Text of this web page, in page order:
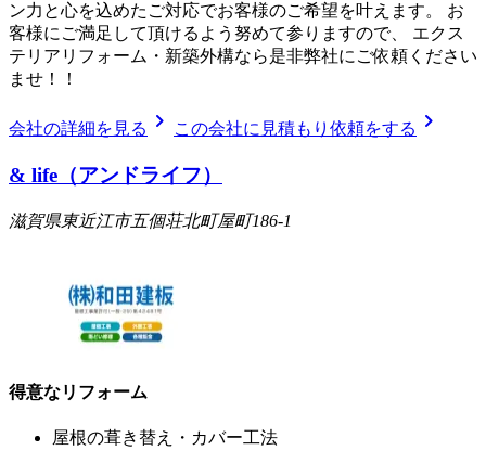
ン力と心を込めたご対応でお客様のご希望を叶えます。 お
客様にご満足して頂けるよう努めて参りますので、 エクス
テリアリフォーム・新築外構なら是非弊社にご依頼ください
ませ！！
会社の詳細を見る chevron_right この会社に見積もり依頼をする chevron_right
& life（アンドライフ）
滋賀県東近江市五個荘北町屋町186-1
得意なリフォーム
屋根の葺き替え・カバー工法